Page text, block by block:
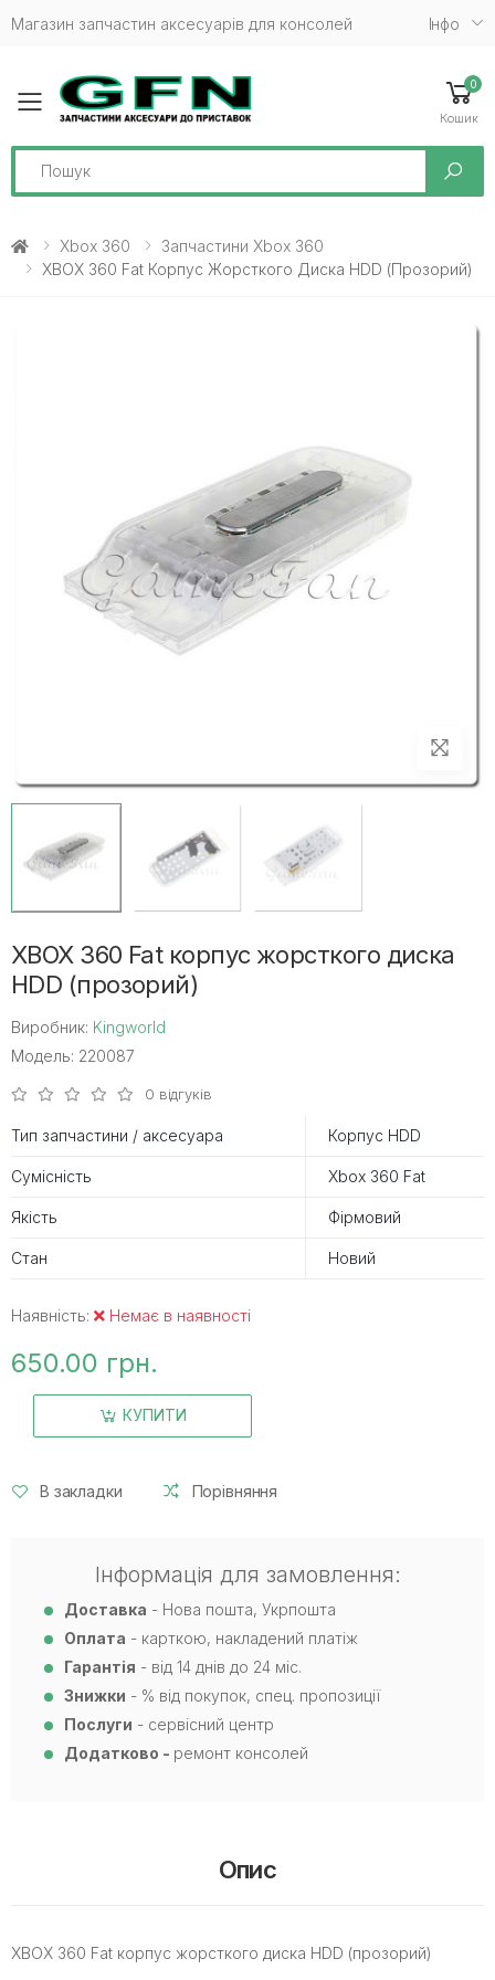
Магазин запчастин аксесуарів для консолей Iнфо
Toggle mobile menu
0
Кошик
Search
Xbox 360
Запчастини Xbox 360
XBOX 360 Fat Корпус Жорсткого Диска HDD (прозорий)
XBOX 360 Fat корпус жорсткого диска
HDD (прозорий)
Виробник: Kingworld
Модель: 220087
0 відгуків
Тип запчастини / аксесуара Корпус HDD
Сумісність Xbox 360 Fat
Якість Фірмовий
Стан Новий
Наявність: Немає в наявності
650.00 грн.
КУПИТИ
В закладки Порівняння
Інформація для замовлення:
Доставка - Нова пошта, Укрпошта
Оплата - карткою, накладений платіж
Гарантія - від 14 днів до 24 міс.
Знижки - % від покупок, спец. пропозиції
Послуги - сервісний центр
Додатково - ремонт консолей
Опис
XBOX 360 Fat корпус жорсткого диска HDD (прозорий)